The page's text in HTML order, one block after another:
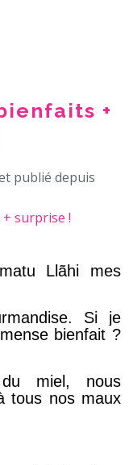
+
publié depuis
Llãhi mes
Si je
bienfait ?
miel, nous
tous nos maux